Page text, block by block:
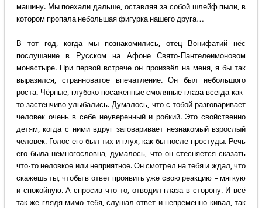
машину. Мы поехали дальше, оставляя за собой шлейф пыли, в
котором пропала небольшая фигурка нашего друга…
В тот год, когда мы познакомились, отец Вонифатий нёс
послушание в Русском на Афоне Свято-Пантелеимоновом
монастыре. При первой встрече он произвёл на меня, я бы так
выразился, странноватое впечатление. Он был небольшого
роста. Чёрные, глубоко посаженные смоляные глаза всегда как-
то застенчиво улыбались. Думалось, что с тобой разговаривает
человек очень в себе неуверенный и робкий. Это свойственно
детям, когда с ними вдруг заговаривает незнакомый взрослый
человек. Голос его был тих и глух, как бы после простуды. Речь
его была немногословна, думалось, что он стесняется сказать
что-то неловкое или неприятное. Он смотрел на тебя и ждал, что
скажешь ты, чтобы в ответ проявить уже свою реакцию – мягкую
и спокойную. А спросив что-то, отводил глаза в сторону. И всё
так же глядя мимо тебя, слушал ответ и непременно кивал, так